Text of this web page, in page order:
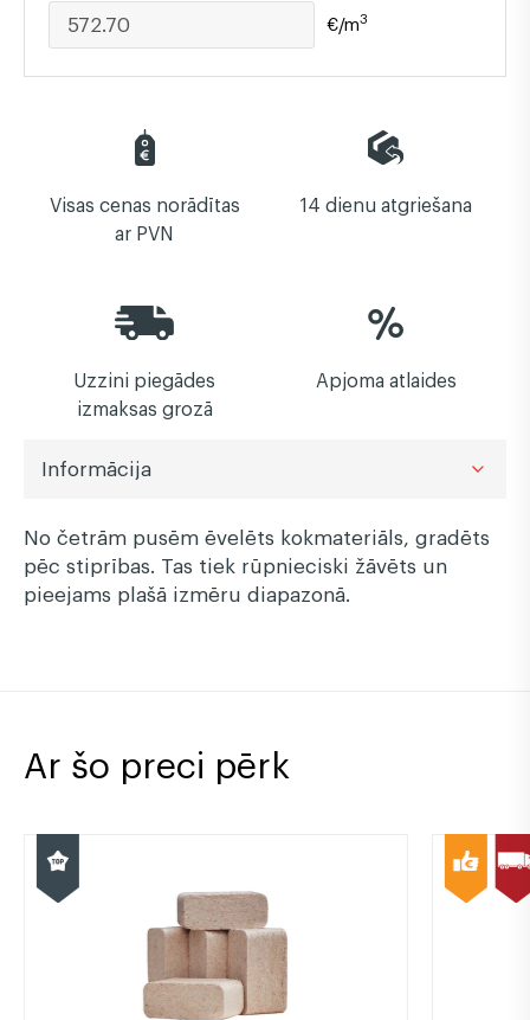
€/m3
Visas cenas norādītas
ar PVN
14 dienu atgriešana
Uzzini piegādes
izmaksas grozā
Apjoma atlaides
Informācija
No četrām pusēm ēvelēts kokmateriāls, gradēts
pēc stiprības. Tas tiek rūpnieciski žāvēts un
pieejams plašā izmēru diapazonā.
Ar šo preci pērk